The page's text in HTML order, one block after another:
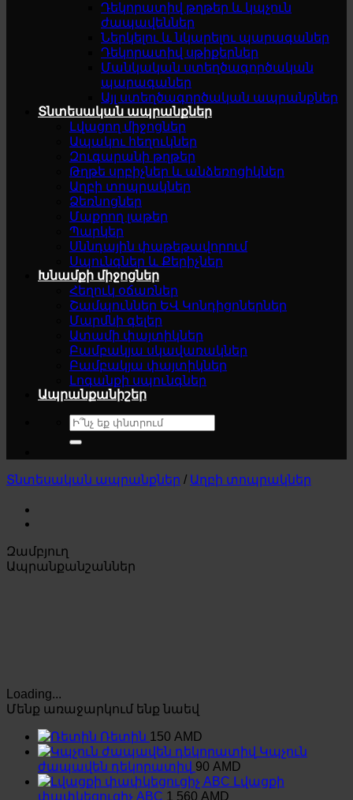
Դեկորատիվ թղթեր և կպչուն
ժապավեններ
Ներկելու և նկարելու պարագաներ
Դեկորատիվ սթիքերներ
Մանկական ստեղծագործական
պարագաներ
Այլ ստեղծագործական ապրանքներ
Տնտեսական ապրանքներ
Լվացող միջոցներ
Ապակու հեղուկներ
Զուգարանի թղթեր
Թղթե սրբիչներ և անձեռոցիկներ
Աղբի տոպրակներ
Ձեռնոցներ
Մաքրող լաթեր
Պարկեր
Սննդային փաթեթավորում
Սպունգներ և Քերիչներ
Խնամքի միջոցներ
Հեղուկ օճառներ
Շամպուններ ԵՎ Կոնդիցոներներ
Մարմնի գելեր
Ատամի փայտիկներ
Բամբակյա սկավառակներ
Բամբակյա փայտիկներ
Լոգանքի սպունգներ
Ապրանքանիշեր
Search
for:
Տնտեսական ապրանքներ / Աղբի տոպրակներ
Զամբյուղ
Ապրանքանշաններ
Loading...
Մենք առաջարկում ենք նաեվ
Ռետին 150 AMD
Կպչուն
ժապավեն դեկորատիվ 90 AMD
Լվացքի
փափկեցուցիչ ABC 1 560 AMD